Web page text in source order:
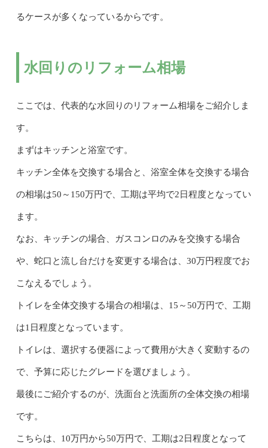
るケースが多くなっているからです。
水回りのリフォーム相場
ここでは、代表的な水回りのリフォーム相場をご紹介しま
す。
まずはキッチンと浴室です。
キッチン全体を交換する場合と、浴室全体を交換する場合
の相場は50～150万円で、工期は平均で2日程度となってい
ます。
なお、キッチンの場合、ガスコンロのみを交換する場合
や、蛇口と流し台だけを変更する場合は、30万円程度でお
こなえるでしょう。
トイレを全体交換する場合の相場は、15～50万円で、工期
は1日程度となっています。
トイレは、選択する便器によって費用が大きく変動するの
で、予算に応じたグレードを選びましょう。
最後にご紹介するのが、洗面台と洗面所の全体交換の相場
です。
こちらは、10万円から50万円で、工期は2日程度となって